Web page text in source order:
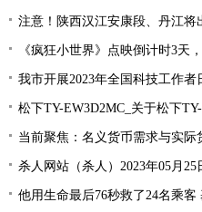
注意！陕西汉江安康段、丹江将
《疯狂小世界》点映倒计时3天
我市开展2023年全国科技工作
松下TY-EW3D2MC_关于松下
当前聚焦：名义货币需求与实际货币需求
杀人网站（杀人）2023年05月
他用生命最后76秒救了24名乘